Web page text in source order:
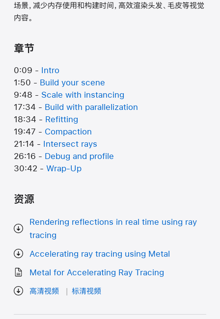
场景，减少内存使用和构建时间，高效渲染头发、毛皮等视觉
内容。
章节
0:09 - Intro
1:50 - Build your scene
9:48 - Scale with instancing
17:34 - Build with parallelization
18:34 - Refitting
19:47 - Compaction
21:14 - Intersect rays
26:16 - Debug and profile
30:42 - Wrap-Up
资源
Rendering reflections in real time using ray
tracing
Accelerating ray tracing using Metal
Metal for Accelerating Ray Tracing
高清视频 标清视频